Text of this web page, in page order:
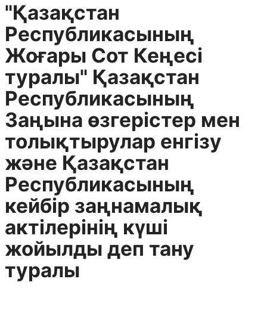
"Қазақстан
Республикасының
Жоғары Сот Кеңесі
туралы" Қазақстан
Республикасының
Заңына өзгерістер мен
толықтырулар енгізу
және Қазақстан
Республикасының
кейбір заңнамалық
актілерінің күші
жойылды деп тану
туралы